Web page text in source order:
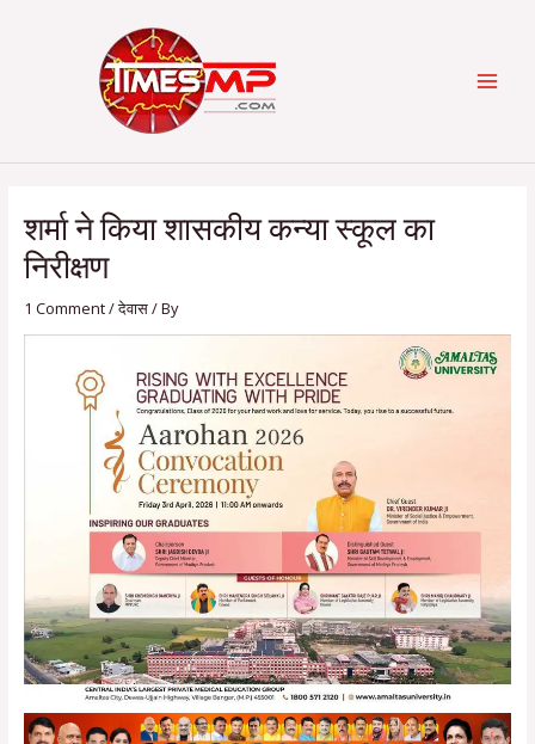
शर्मा ने किया शासकीय कन्या स्कूल का
निरीक्षण
1 Comment/देवास/ By
navigation